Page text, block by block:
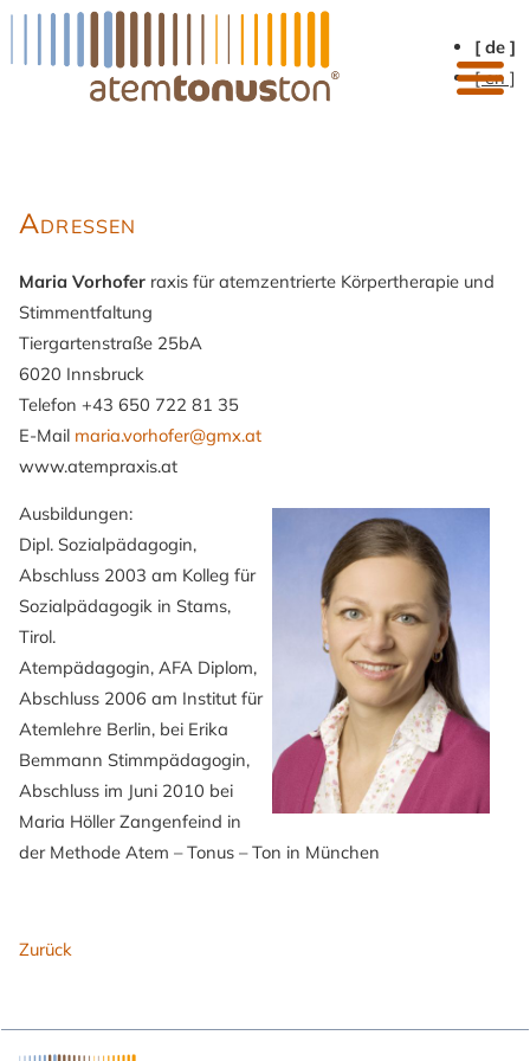
[ de ]
[ en ]
Adressen
Maria Vorhofer raxis für atemzentrierte Körpertherapie und
Stimmentfaltung
Tiergartenstraße 25bA
6020 Innsbruck
Telefon +43 650 722 81 35
E-Mail maria.vorhofer@gmx.at
www.atempraxis.at
Ausbildungen:
Dipl. Sozialpädagogin,
Abschluss 2003 am Kolleg für
Sozialpädagogik in Stams,
Tirol.
Atempädagogin, AFA Diplom,
Abschluss 2006 am Institut für
Atemlehre Berlin, bei Erika
Bemmann Stimmpädagogin,
Abschluss im Juni 2010 bei
Maria Höller Zangenfeind in
der Methode Atem – Tonus – Ton in München
Zurück